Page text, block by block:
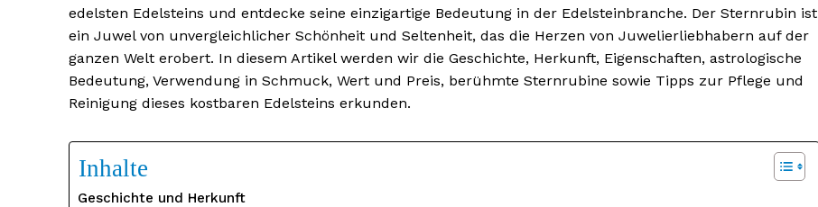
edelsten Edelsteins und entdecke seine einzigartige Bedeutung in der Edelsteinbranche. Der Sternrubin ist
ein Juwel von unvergleichlicher Schönheit und Seltenheit, das die Herzen von Juwelierliebhabern auf der
ganzen Welt erobert. In diesem Artikel werden wir die Geschichte, Herkunft, Eigenschaften, astrologische
Bedeutung, Verwendung in Schmuck, Wert und Preis, berühmte Sternrubine sowie Tipps zur Pflege und
Reinigung dieses kostbaren Edelsteins erkunden.
Inhalte
Geschichte und Herkunft